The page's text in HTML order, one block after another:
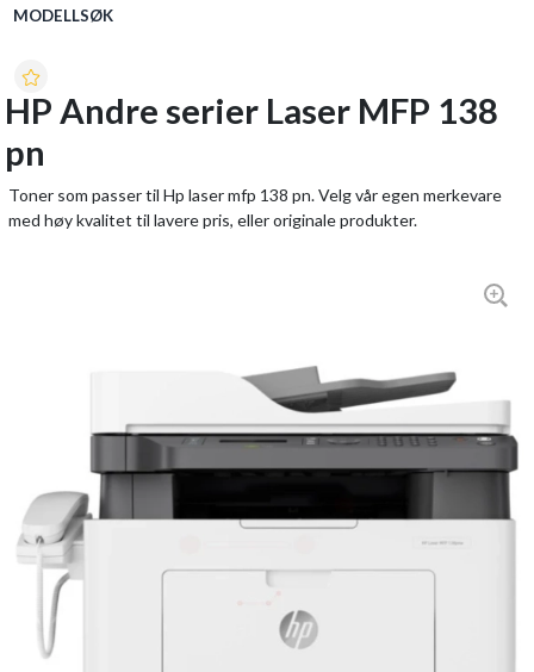
MODELLSØK
HP Andre serier Laser MFP 138
pn
Toner som passer til Hp laser mfp 138 pn. Velg vår egen merkevare
med høy kvalitet til lavere pris, eller originale produkter.